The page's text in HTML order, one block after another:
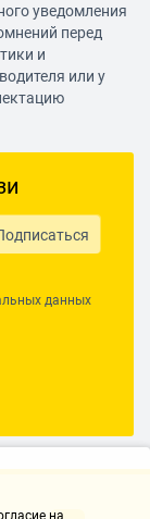
уведомления
перед
и
или у
данных
на